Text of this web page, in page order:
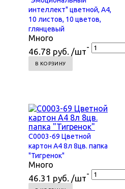
интеллект" цветной, А4,
10 листов, 10 цветов,
глянцевый
Много
46.78 руб. /шт-
В КОРЗИНУ
С0003-69 Цветной
картон А4 8л 8цв. папка
"Тигренок"
Много
46.31 руб. /шт-